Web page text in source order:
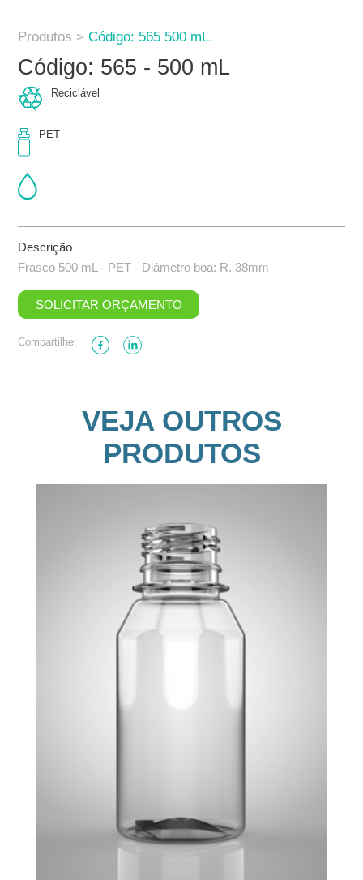
Produtos >Código: 565 500 mL.
Código: 565 - 500 mL
Reciclável
PET
Descrição
Frasco 500 mL - PET - Diâmetro boa: R. 38mm
SOLICITAR ORÇAMENTO
Compartilhe:
VEJA OUTROS
PRODUTOS